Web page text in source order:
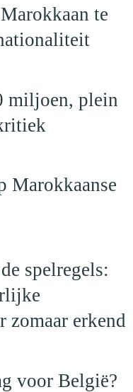
te
miljoen, plein
Marokkaanse
spelregels:
zomaar erkend
voor België?